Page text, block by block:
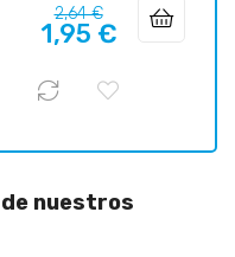
Precio
regular
2,64 €Precio
1,95 €
nuestros